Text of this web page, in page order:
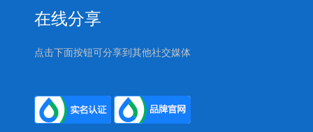
在线分享
点击下面按钮可分享到其他社交媒体